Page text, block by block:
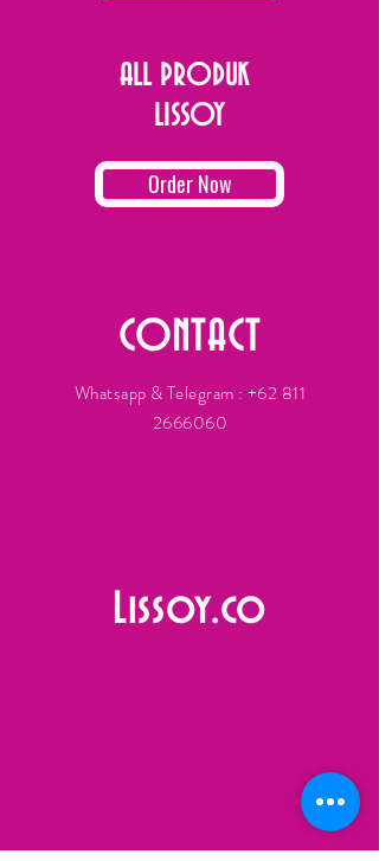
ALL PRODUK
LISSOY
Order Now
CONTACT
Whatsapp & Telegram : +62 811
2666060
Lissoy.co